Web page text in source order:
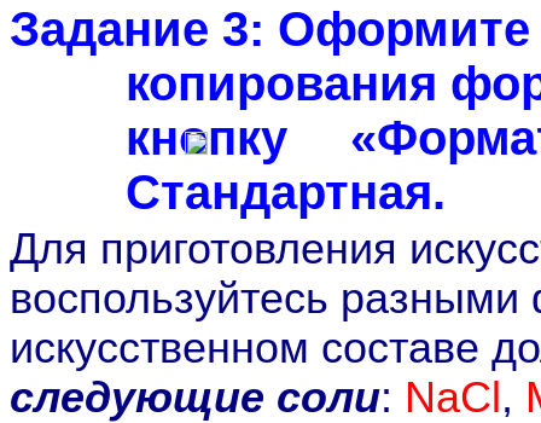
Задание 3: Оформите
копирования
кнопку
Стандартная.
Для приготовления
воспользуйтесь
искусственном составе
следующие соли: NaCl,